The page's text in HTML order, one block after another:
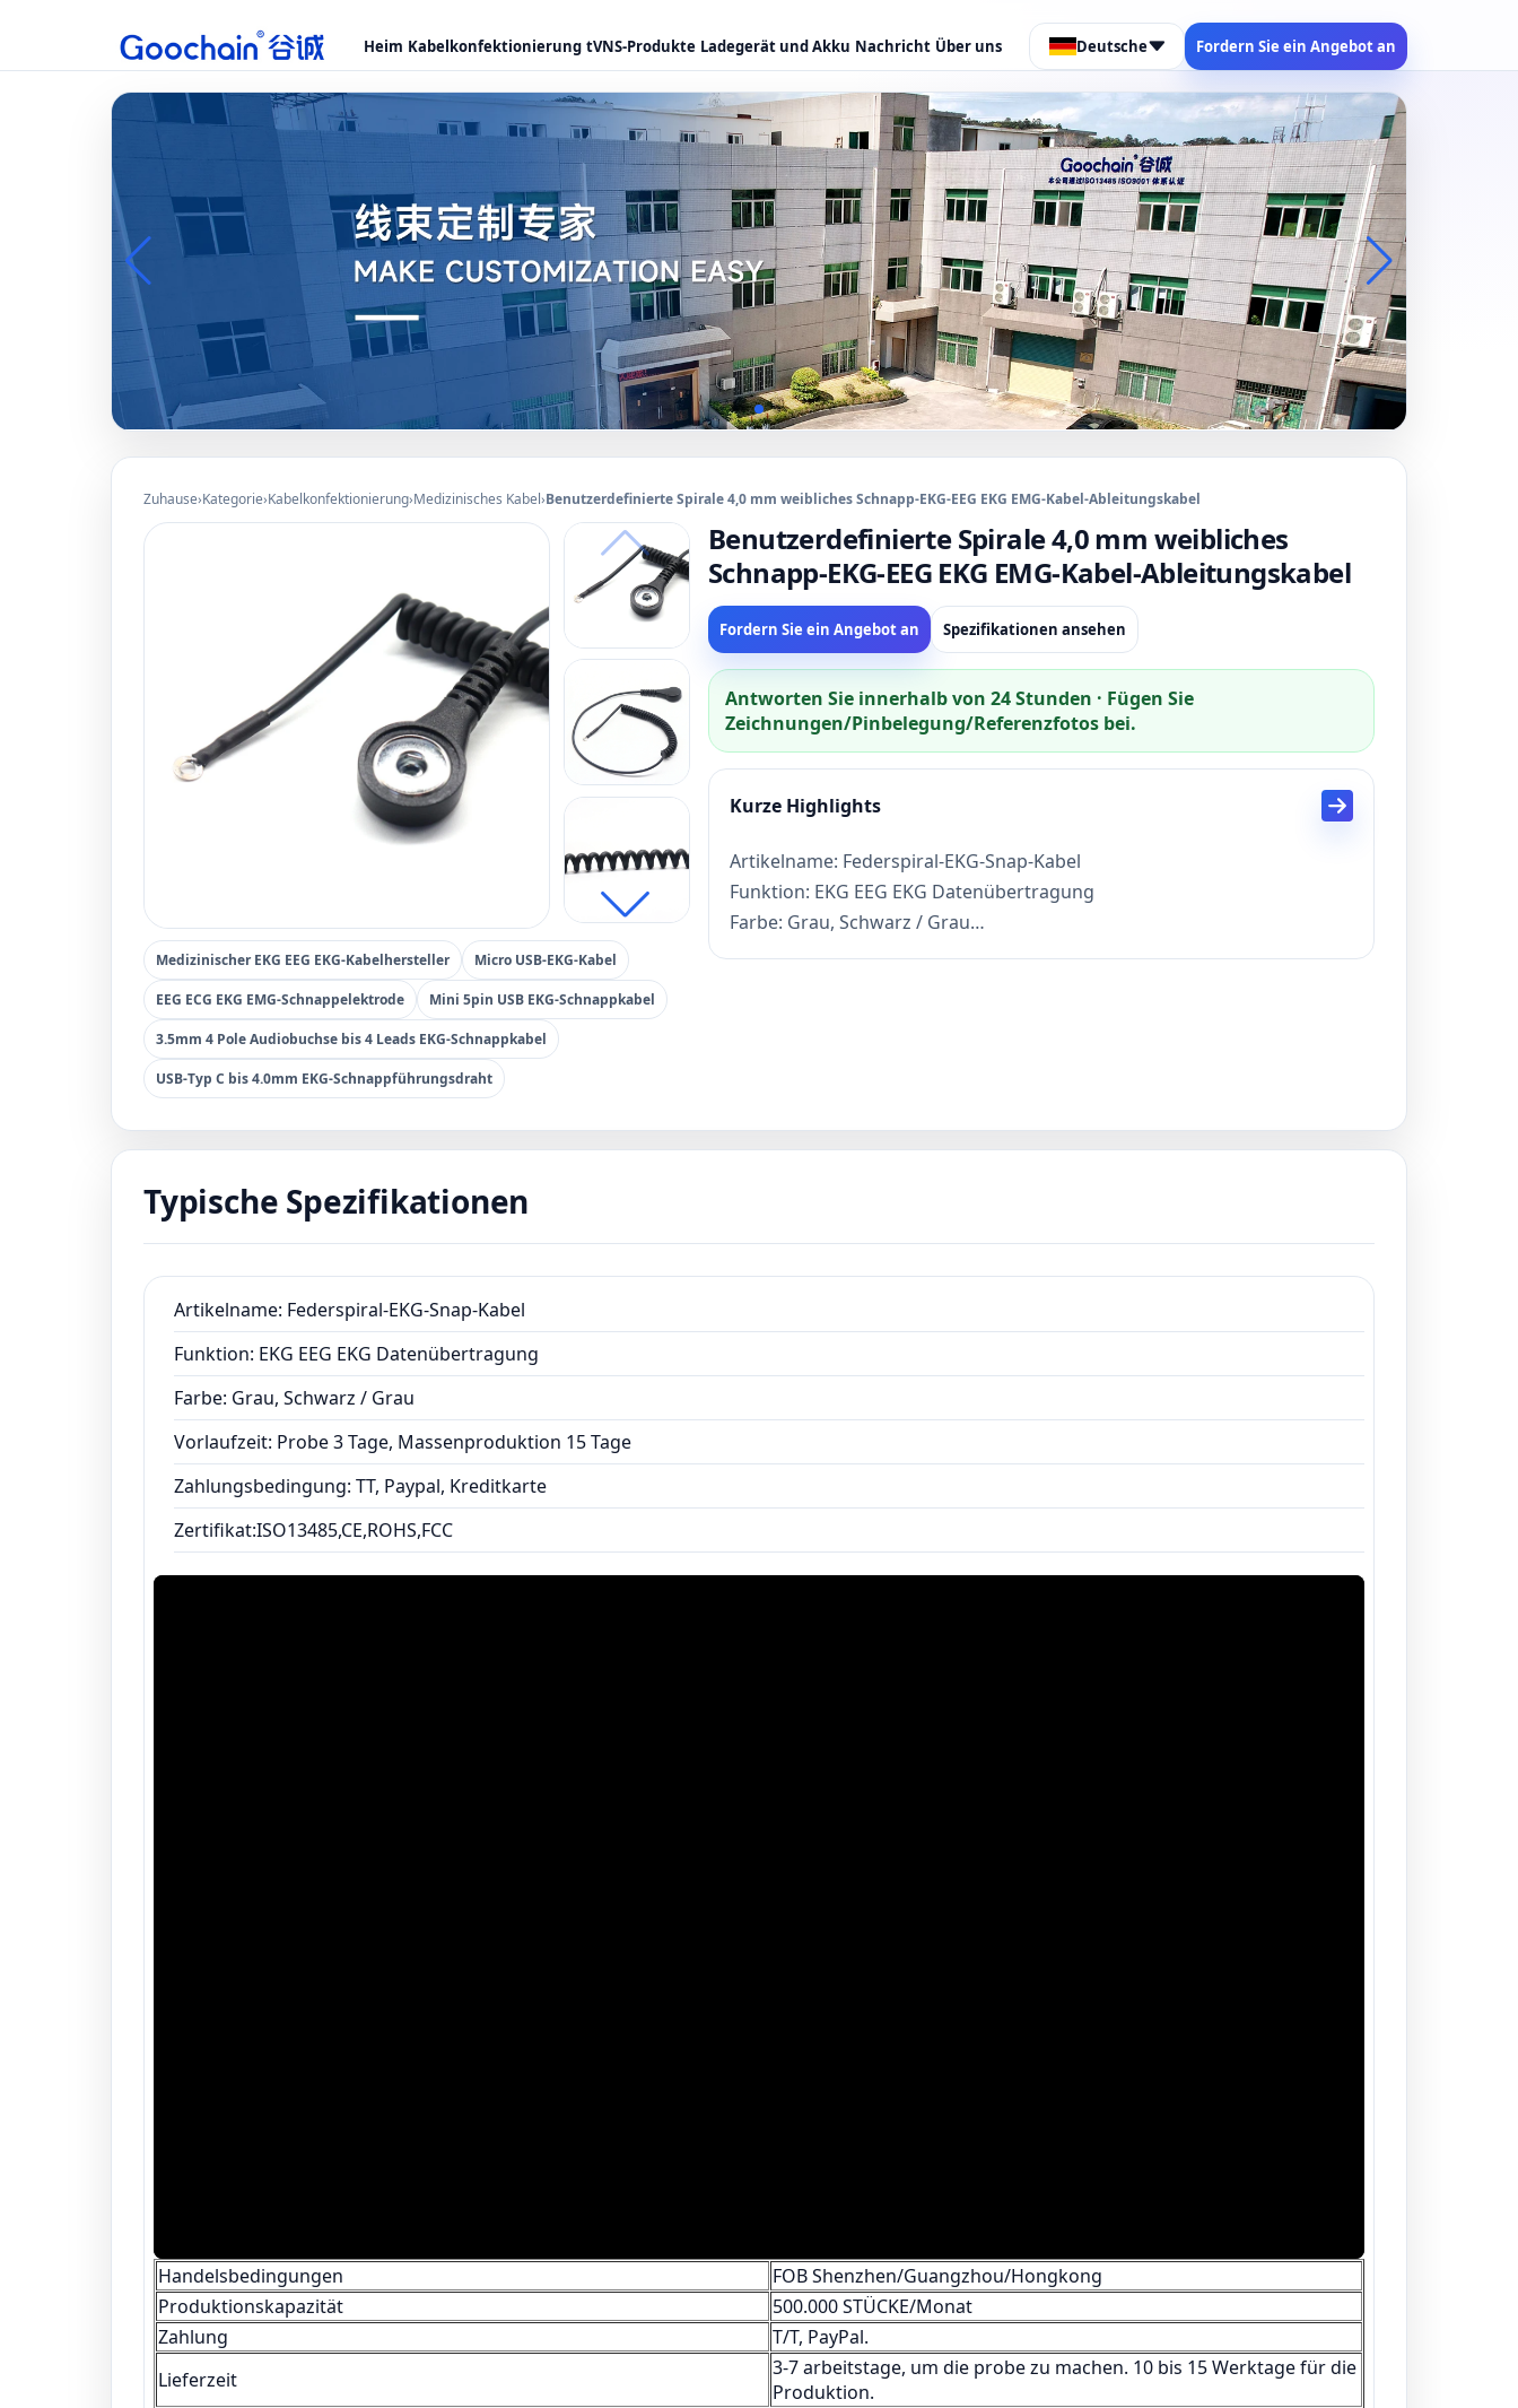
Heim Kabelkonfektionierung tVNS-Produkte Ladegerät und Akku Nachricht Über uns Deutsche Fordern Sie ein Angebot an
Zuhause›Kategorie›Kabelkonfektionierung›Medizinisches Kabel›Benutzerdefinierte Spirale 4,0 mm weibliches Schnapp-EKG-EEG EKG EMG-Kabel-Ableitungskabel
Medizinischer EKG EEG EKG-Kabelhersteller Micro USB-EKG-Kabel
EEG ECG EKG EMG-Schnappelektrode Mini 5pin USB EKG-Schnappkabel
3.5mm 4 Pole Audiobuchse bis 4 Leads EKG-Schnappkabel
USB-Typ C bis 4.0mm EKG-Schnappführungsdraht
Benutzerdefinierte Spirale 4,0 mm weibliches
Schnapp-EKG-EEG EKG EMG-Kabel-Ableitungskabel
Fordern Sie ein Angebot an Spezifikationen ansehen
Antworten Sie innerhalb von 24 Stunden · Fügen Sie
Zeichnungen/Pinbelegung/Referenzfotos bei.
Kurze Highlights
Artikelname: Federspiral-EKG-Snap-Kabel
Funktion: EKG EEG EKG Datenübertragung
Farbe: Grau, Schwarz / Grau
Vorlaufzeit: Probe 3 Tage, Massenproduktion 15 Tage
Typische Spezifikationen
Artikelname: Federspiral-EKG-Snap-Kabel
Funktion: EKG EEG EKG Datenübertragung
Farbe: Grau, Schwarz / Grau
Vorlaufzeit: Probe 3 Tage, Massenproduktion 15 Tage
Zahlungsbedingung: TT, Paypal, Kreditkarte
Zertifikat:ISO13485,CE,ROHS,FCC
Handelsbedingungen
FOB Shenzhen/Guangzhou/Hongkong
Produktionskapazität
500.000 STÜCKE/Monat
Zahlung
T/T, PayPal.
Lieferzeit
3-7 arbeitstage, um die probe zu machen. 10 bis 15 Werktage für die
Produktion.